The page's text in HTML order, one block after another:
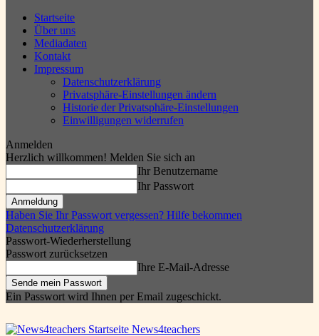
Startseite
Über uns
Mediadaten
Kontakt
Impressum
Datenschutzerklärung
Privatsphäre-Einstellungen ändern
Historie der Privatsphäre-Einstellungen
Einwilligungen widerrufen
Anmelden
Herzlich willkommen! Melden Sie sich an
Ihr Benutzername
Ihr Passwort
Haben Sie Ihr Passwort vergessen? Hilfe bekommen
Datenschutzerklärung
Passwort-Wiederherstellung
Passwort zurücksetzen
Ihre E-Mail-Adresse
Ein Passwort wird Ihnen per Email zugeschickt.
News4teachers